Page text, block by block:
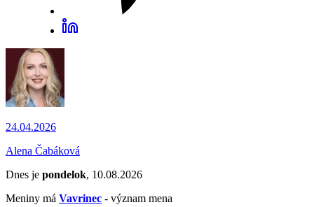
24.04.2026
Alena Čabáková
Dnes je pondelok, 10.08.2026
Meniny má Vavrinec - význam mena